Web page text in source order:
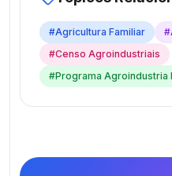
#Agricultura Familiar #
#Censo Agroindustriais
#Programa Agroindustria